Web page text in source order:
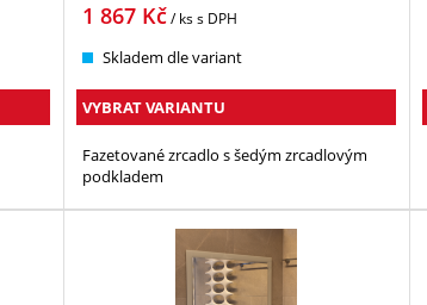
1 867Kč/ kss DPH
Skladem dle variant
VYBRAT VARIANTU
Fazetované zrcadlo s šedým zrcadlovým
podkladem